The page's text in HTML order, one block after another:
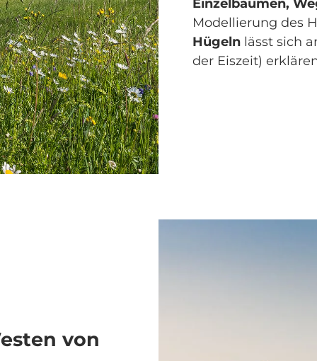
Einzelbäumen,
Modellierung des
Hügeln lässt sich
der Eiszeit)
von